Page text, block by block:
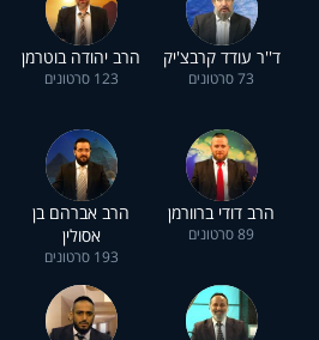
ד''ר עודד קרבצ'יק
73 סרטונים
הרב יהודה בוטרמן
123 סרטונים
הרב דודי ברוורמן
89 סרטונים
הרב אברהם בן
אסולין
193 סרטונים